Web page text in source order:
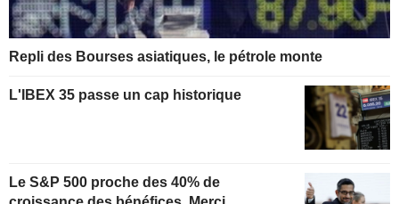
Repli des Bourses asiatiques, le pétrole monte
L'IBEX 35 passe un cap historique
Le S&P 500 proche des 40% de